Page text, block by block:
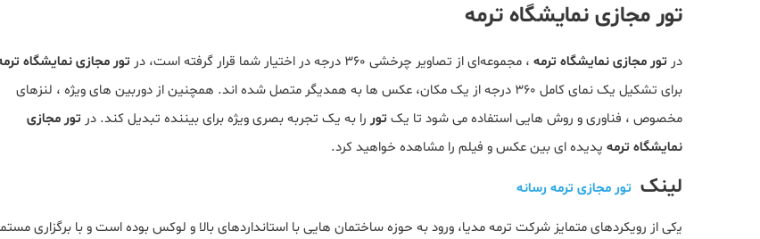
تور مجازی نمایشگاه ترمه
در تور مجازی نمایشگاه ترمه ، مجموعه‌ای از تصاویر چرخشی ۳۶۰ درجه در اختیار شما قرار گرفته است، در
تور مجازی نمایشگاه
برای تشکیل یک نمای کامل ۳۶۰ درجه از یک مکان، عکس ها به همدیگر متصل شده اند. همچنین از دوربین های ویژه ، لنزهای
مخصوص ، فناوری و روش هایی استفاده می شود تا یک توررا به یک تجربه بصری ویژه برای بیننده تبدیل کند. در تور مجازی
نمایشگاه ترمه پدیده ای بین عکس و فیلم را مشاهده خواهید کرد.
لینک تور مجازی ترمه رسانه
ﯾکی از روﯾﮑﺮدﻫﺎی ﻣﺘﻤﺎﯾﺰ ﺷﺮﮐﺖ ﺗﺮﻣﻪ ﻣﺪﯾﺎ، ورود ﺑﻪ ﺣﻮزه ﺳﺎﺧﺘﻤﺎن ﻫﺎﯾﯽ ﺑﺎ اﺳﺘﺎﻧﺪاردﻫﺎی ﺑﺎﻻ و ﻟﻮﮐﺲ ﺑﻮده اﺳﺖ و ﺑﺎ ﺑﺮﮔﺰاری